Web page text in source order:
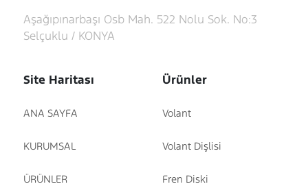
Aşağıpınarbaşı Osb Mah. 522 Nolu Sok. No:3
Selçuklu / KONYA
Site Haritası
ANA SAYFA
KURUMSAL
ÜRÜNLER
Ürünler
Volant
Volant Dişlisi
Fren Diski